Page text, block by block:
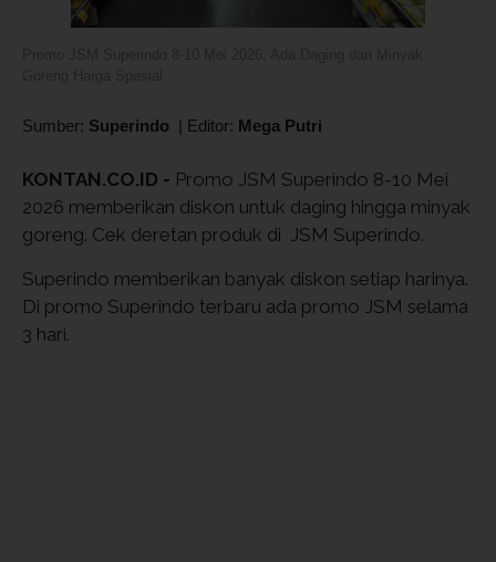
Sumber: Superindo | Editor: Mega Putri
KONTAN.CO.ID - Promo JSM Superindo 8-10 Mei
2026 memberikan diskon untuk daging hingga minyak
goreng. Cek deretan produk di JSM Superindo.
Superindo memberikan banyak diskon setiap harinya.
Di promo Superindo terbaru ada promo JSM selama
3 hari.